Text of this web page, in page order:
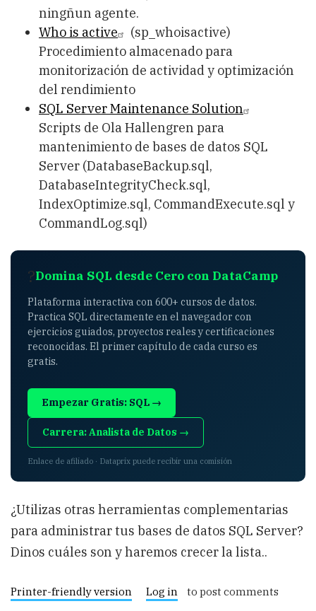
ningñun agente.
Who is active
(sp_whoisactive)
Procedimiento almacenado para
monitorización de actividad y optimización
del rendimiento
SQL Server Maintenance Solution
Scripts de Ola Hallengren para
mantenimiento de bases de datos SQL
Server (DatabaseBackup.sql,
DatabaseIntegrityCheck.sql,
IndexOptimize.sql, CommandExecute.sql y
CommandLog.sql)
?Domina SQL desde Cero con DataCamp
Plataforma interactiva con 600+ cursos de datos.
Practica SQL directamente en el navegador con
ejercicios guiados, proyectos reales y certificaciones
reconocidas. El primer capítulo de cada curso es
gratis.
Empezar Gratis: SQL →
Carrera: Analista de Datos →
Enlace de afiliado · Dataprix puede recibir una comisión
¿Utilizas otras herramientas complementarias
para administrar tus bases de datos SQL Server?
Dinos cuáles son y haremos crecer la lista..
Printer-friendly version Log in to post comments